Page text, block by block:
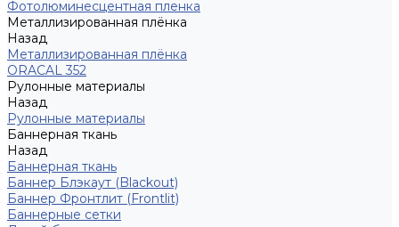
Фотолюминесцентная пленка
Металлизированная плёнка
Назад
Металлизированная плёнка
ORACAL 352
Рулонные материалы
Назад
Рулонные материалы
Баннерная ткань
Назад
Баннерная ткань
Баннер Блэкаут (Blackout)
Баннер Фронтлит (Frontlit)
Баннерные сетки